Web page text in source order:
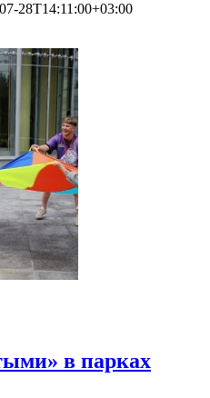
28T14:11:00+03:00
в парках